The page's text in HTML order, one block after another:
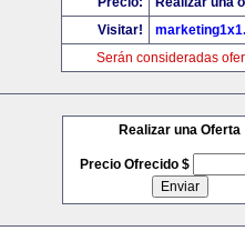
Visitar!
Serán consideradas
Realizar una Oferta
Precio Ofrecido $